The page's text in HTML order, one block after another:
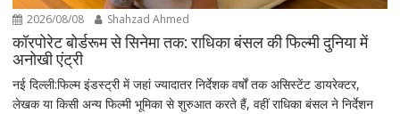
2026/08/08 Shahzad Ahmed
कॉरपोरेट बोर्डरूम से सिनेमा तक: राधिका बंसल की फिल्मी दुनिया में
अनोखी एंट्री
नई दिल्ली:फिल्म इंडस्ट्री में जहां ज्यादातर निर्देशक वर्षों तक असिस्टेंट डायरेक्टर,
लेखक या किसी अन्य फिल्मी भूमिका से शुरुआत करते हैं, वहीं राधिका बंसल ने निर्देशन